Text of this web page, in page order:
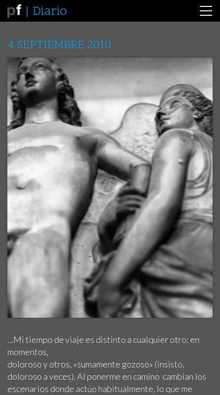
Diario
4 SEPTIEMBRE 2010
…Mi tiempo de viaje es distinto a cualquier otro: en
momentos,
doloroso y otros, «sumamente gozoso» (insisto,
doloroso a veces). Al ponerme en camino cambian los
escenarios donde actúo habitualmente, lo que me